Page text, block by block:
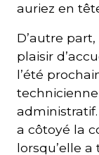
auriez en
D’autre
plaisir
l’été
administratif.
a côtoyé la
lorsqu’elle a